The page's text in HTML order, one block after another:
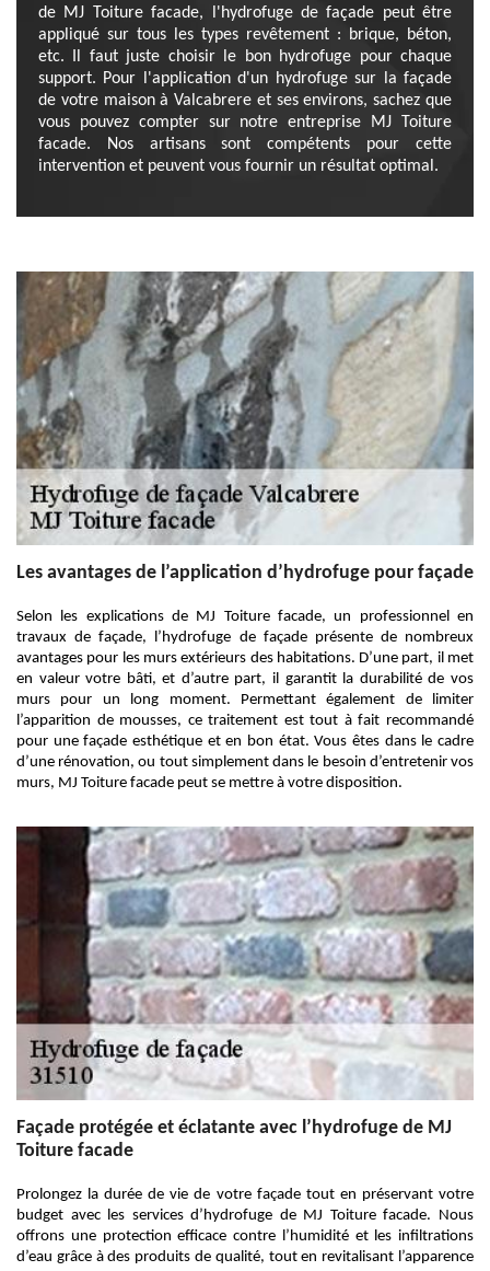
de MJ Toiture facade, l'hydrofuge de façade peut être
appliqué sur tous les types revêtement : brique, béton,
etc. Il faut juste choisir le bon hydrofuge pour chaque
support. Pour l'application d'un hydrofuge sur la façade
de votre maison à Valcabrere et ses environs, sachez que
vous pouvez compter sur notre entreprise MJ Toiture
facade. Nos artisans sont compétents pour cette
intervention et peuvent vous fournir un résultat optimal.
Les avantages de l’application d’hydrofuge pour façade
Selon les explications de MJ Toiture facade, un professionnel en
travaux de façade, l’hydrofuge de façade présente de nombreux
avantages pour les murs extérieurs des habitations. D’une part, il met
en valeur votre bâti, et d’autre part, il garantit la durabilité de vos
murs pour un long moment. Permettant également de limiter
l’apparition de mousses, ce traitement est tout à fait recommandé
pour une façade esthétique et en bon état. Vous êtes dans le cadre
d’une rénovation, ou tout simplement dans le besoin d’entretenir vos
murs, MJ Toiture facade peut se mettre à votre disposition.
Façade protégée et éclatante avec l’hydrofuge de MJ
Toiture facade
Prolongez la durée de vie de votre façade tout en préservant votre
budget avec les services d’hydrofuge de MJ Toiture facade. Nous
offrons une protection efficace contre l’humidité et les infiltrations
d’eau grâce à des produits de qualité, tout en revitalisant l’apparence